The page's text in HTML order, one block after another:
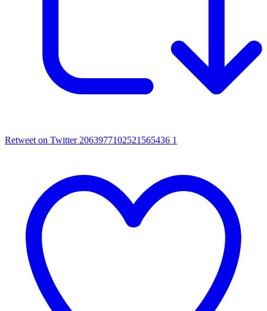
Retweet on Twitter 2063977102521565436 1